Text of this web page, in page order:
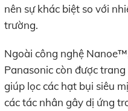
nên sự khác biệt so với
trường.
Ngoài công nghệ
Panasonic còn được
giúp lọc các hạt bụi siêu
các tác nhân gây dị ứng